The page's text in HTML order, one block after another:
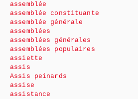
assemblée
assemblée constituante
assemblée générale
assemblées
assemblées générales
assemblées populaires
assiette
assis
Assis peinards
assise
assistance